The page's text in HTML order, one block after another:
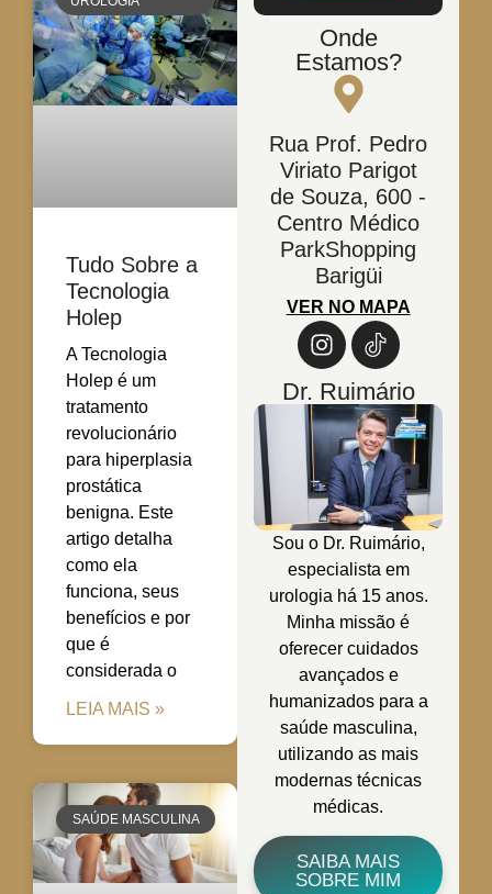
Tudo Sobre a
Tecnologia
Holep
A Tecnologia
Holep é um
tratamento
revolucionário
para hiperplasia
prostática
benigna. Este
artigo detalha
como ela
funciona, seus
benefícios e por
que é
considerada o
LEIA MAIS »
SAÚDE MASCULINA
Onde
Estamos?
Rua Prof. Pedro
Viriato Parigot
de Souza, 600 -
Centro Médico
ParkShopping
Barigüi
VER NO MAPA
Dr. Ruimário
Sou o Dr. Ruimário,
especialista em
urologia há 15 anos.
Minha missão é
oferecer cuidados
avançados e
humanizados para a
saúde masculina,
utilizando as mais
modernas técnicas
médicas.
SAIBA MAIS
SOBRE MIM